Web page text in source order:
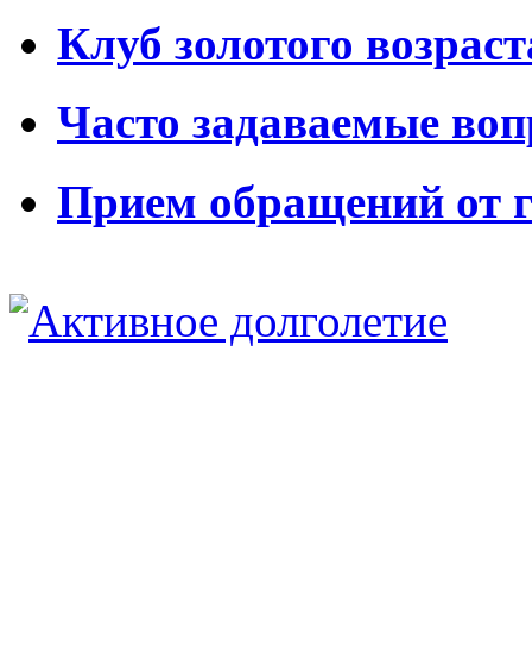
Клуб золотого
Часто задаваемые
Прием обращений от